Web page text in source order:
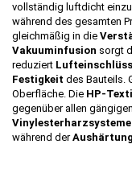
vollständig luftdicht
während des gesamten
gleichmäßig in die
Vakuuminfusion sorgt
reduziert
Festigkeit des Bauteils.
Oberfläche. Die HP-
gegenüber allen gängigen
während derAushärtung